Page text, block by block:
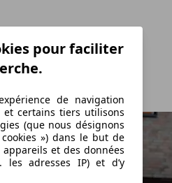
pour faciliter
de navigation
certains tiers utilisons
(que nous désignons
») dans le but de
et des données
les adresses IP) et d’y